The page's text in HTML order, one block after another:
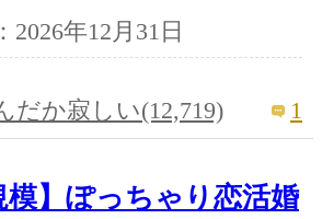
2026年12月31日
だか寂しい(12,719) 1
模】ぽっちゃり恋活婚